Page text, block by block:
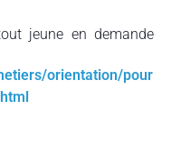
jeune en demande
orientation/pour